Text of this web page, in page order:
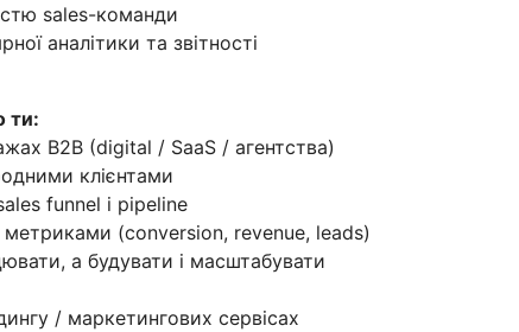
sales-команди
аналітики та звітності
ти:
В2В (digital / SaaS / агентства)
клієнтами
funnel і pipeline
(conversion, revenue, leads)
а будувати і масштабувати
/ маркетингових сервісах